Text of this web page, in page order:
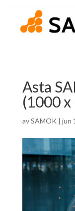
Asta
(1000 x
avSAMOK | jun